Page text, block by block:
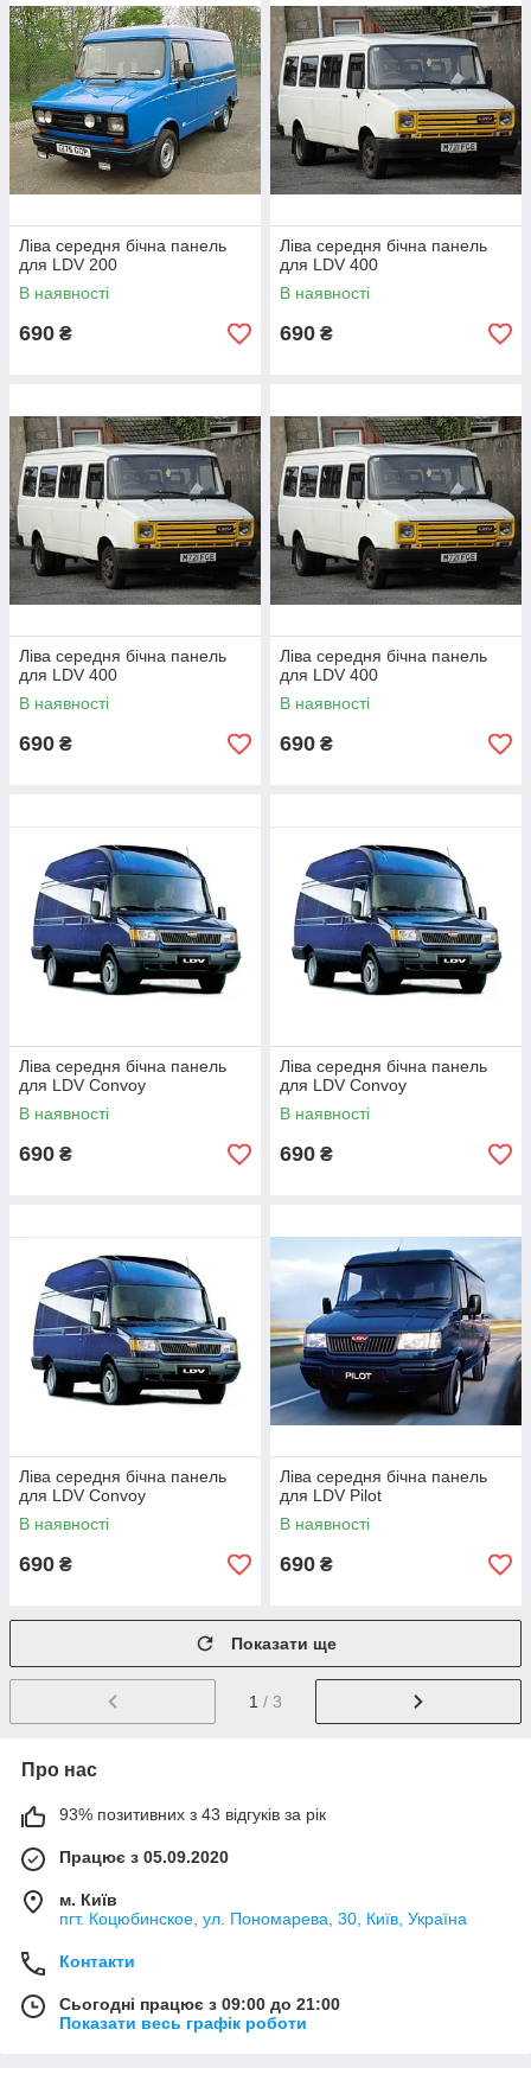
Ліва середня бічна панель
для LDV 200
В наявності
690 ₴
Ліва середня бічна панель
для LDV 400
В наявності
690 ₴
Ліва середня бічна панель
для LDV 400
В наявності
690 ₴
Ліва середня бічна панель
для LDV 400
В наявності
690 ₴
Ліва середня бічна панель
для LDV Convoy
В наявності
690 ₴
Ліва середня бічна панель
для LDV Convoy
В наявності
690 ₴
Ліва середня бічна панель
для LDV Convoy
В наявності
690 ₴
Ліва середня бічна панель
для LDV Pilot
В наявності
690 ₴
Показати ще
1 / 3
Про нас
93% позитивних з 43 відгуків за рік
Працює з 05.09.2020
м. Київ
пгт. Коцюбинское, ул. Пономарева, 30, Київ, Україна
Контакти
Сьогодні працює з 09:00 до 21:00
Показати весь графік роботи